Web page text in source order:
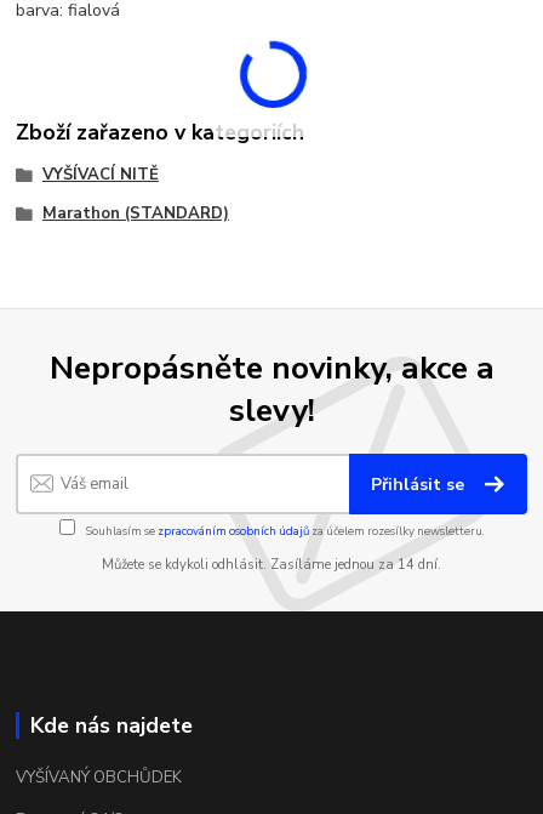
barva: fialová
Zboží zařazeno v kategoriích
VYŠÍVACÍ NITĚ
Marathon (STANDARD)
Nepropásněte novinky, akce a
slevy!
Přihlásit se
Souhlasím se zpracováním osobních údajůza účelem rozesílky newsletteru.
Můžete se kdykoli odhlásit. Zasíláme jednou za 14 dní.
Kde nás najdete
VYŠÍVANÝ OBCHŮDEK